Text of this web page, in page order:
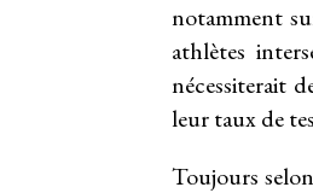
notamment
athlètes
nécessiterait
leur taux de
Toujours